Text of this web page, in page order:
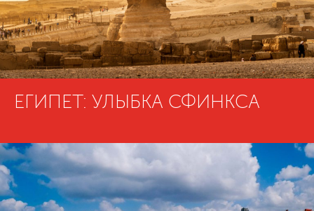
ЕГИПЕТ: УЛЫБКА СФИНКСА